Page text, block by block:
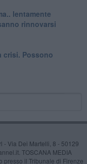
lentamente
rinnovarsi
crisi. Possono
- Via Dei Martelli, 8 - 50129
TOSCANA MEDIA
presso il Tribunale di Firenze